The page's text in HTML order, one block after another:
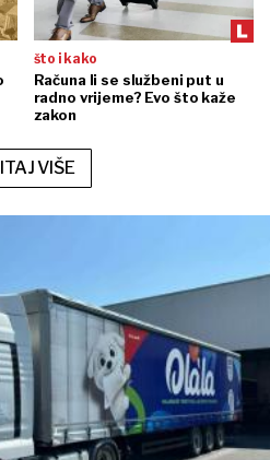
što i kako
Računa li se službeni put u
radno vrijeme? Evo što kaže
zakon
VIŠE